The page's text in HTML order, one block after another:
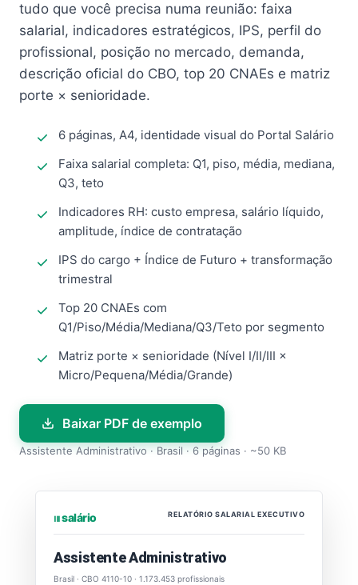
tudo que você precisa numa reunião: faixa
salarial, indicadores estratégicos, IPS, perfil do
profissional, posição no mercado, demanda,
descrição oficial do CBO, top 20 CNAEs e matriz
porte × senioridade.
6 páginas, A4, identidade visual do Portal Salário
Faixa salarial completa: Q1, piso, média, mediana,
Q3, teto
Indicadores RH: custo empresa, salário líquido,
amplitude, índice de contratação
IPS do cargo + Índice de Futuro + transformação
trimestral
Top 20 CNAEs com
Q1/Piso/Média/Mediana/Q3/Teto por segmento
Matriz porte × senioridade (Nível I/II/III ×
Micro/Pequena/Média/Grande)
Baixar PDF de exemplo
Assistente Administrativo · Brasil · 6 páginas · ~50 KB
⏐⏐⏐ salário RELATÓRIO SALARIAL EXECUTIVO
Assistente Administrativo
Brasil · CBO 4110-10 · 1.173.453 profissionais